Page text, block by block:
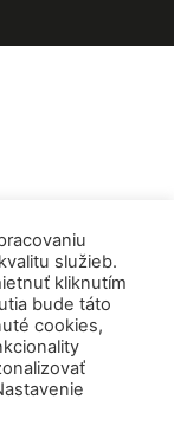
služieb.
kliknutím
bude táto
cookies,